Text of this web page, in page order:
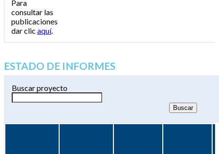
Para
consultar las
publicaciones
dar clic aquí.
ESTADO DE INFORMES
Buscar proyecto